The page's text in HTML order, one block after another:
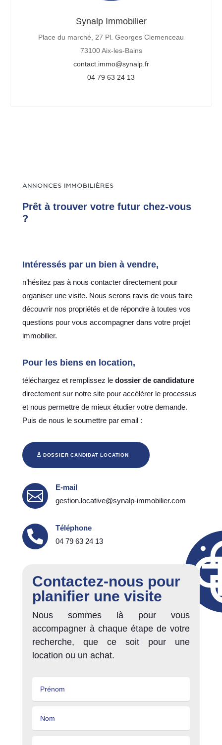
Synalp Immobilier
Place du marché, 27 Pl. Georges Clemenceau
73100 Aix-les-Bains
contact.immo@synalp.fr
04 79 63 24 13
ANNONCES IMMOBILIÈRES
Prêt à trouver votre futur chez-vous
?
Intéressés par un bien à vendre,
n’hésitez pas à nous contacter directement pour
organiser une visite. Nous serons ravis de vous faire
découvrir nos propriétés et de répondre à toutes vos
questions pour vous accompagner dans votre projet
immobilier.
Pour les biens en location,
téléchargez et remplissez le dossier de candidature
directement sur notre site pour accélérer le processus
et nous permettre de mieux étudier votre demande.
Puis de nous le soumettre par email :
DOSSIER CANDIDAT LOCATION

E-mail
gestion.locative@synalp-immobilier.com

Téléphone
04 79 63 24 13
Contactez-nous pour
planifier une visite
Nous sommes là pour vous
accompagner à chaque étape de votre
recherche, que ce soit pour une
location ou un achat.